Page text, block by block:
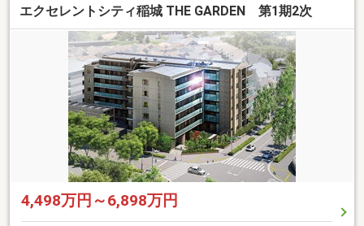
エクセレントシティ稲城 THE GARDEN 第1期2次
4,498万円～6,898万円